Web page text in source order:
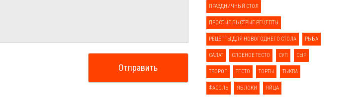
ПРАЗДНИЧНЫЙ СТОЛ
ПРОСТЫЕ БЫСТРЫЕ РЕЦЕПТЫ
РЕЦЕПТЫ ДЛЯ НОВОГОДНЕГО СТОЛА РЫБА
САЛАТ СЛОЕНОЕ ТЕСТО СУП СЫР
ТВОРОГ ТЕСТО ТОРТЫ ТЫКВА
ФАСОЛЬ ЯБЛОКИ ЯЙЦА